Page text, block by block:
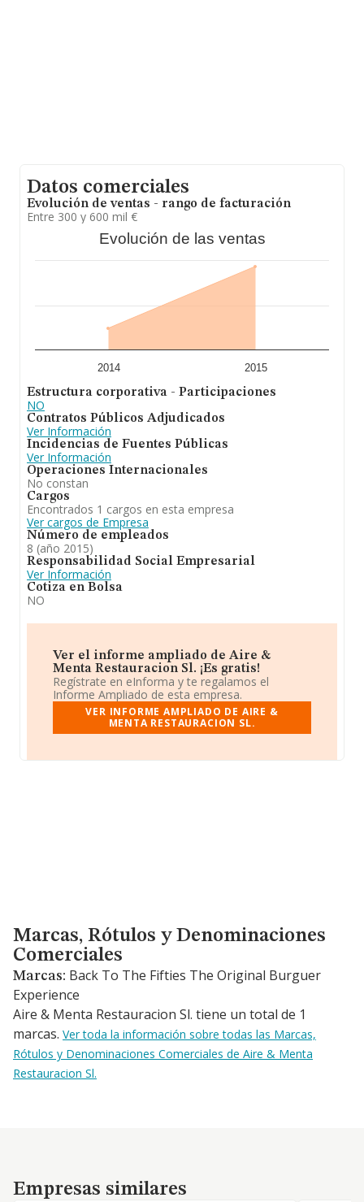
Datos comerciales
Evolución de ventas - rango de facturación
Entre 300 y 600 mil €
Evolución de las ventas
2014 2015
Estructura corporativa - Participaciones
NO
Contratos Públicos Adjudicados
Ver Información
Incidencias de Fuentes Públicas
Ver Información
Operaciones Internacionales
No constan
Cargos
Encontrados 1 cargos en esta empresa
Ver cargos de Empresa
Número de empleados
8 (año 2015)
Responsabilidad Social Empresarial
Ver Información
Cotiza en Bolsa
NO
Ver el informe ampliado de Aire &
Menta Restauracion Sl. ¡Es gratis!
Regístrate en eInforma y te regalamos el
Informe Ampliado de esta empresa.
VER INFORME AMPLIADO DE AIRE &
MENTA RESTAURACION SL.
Marcas, Rótulos y Denominaciones Comerciales
Marcas, Rótulos y Denominaciones
Comerciales
Marcas: Back To The Fifties The Original Burguer
Experience
Aire & Menta Restauracion Sl. tiene un total de 1
marcas. Ver toda la información sobre todas las Marcas,
Rótulos y Denominaciones Comerciales de Aire & Menta
Restauracion Sl.
Empresas similares
Empresas similares